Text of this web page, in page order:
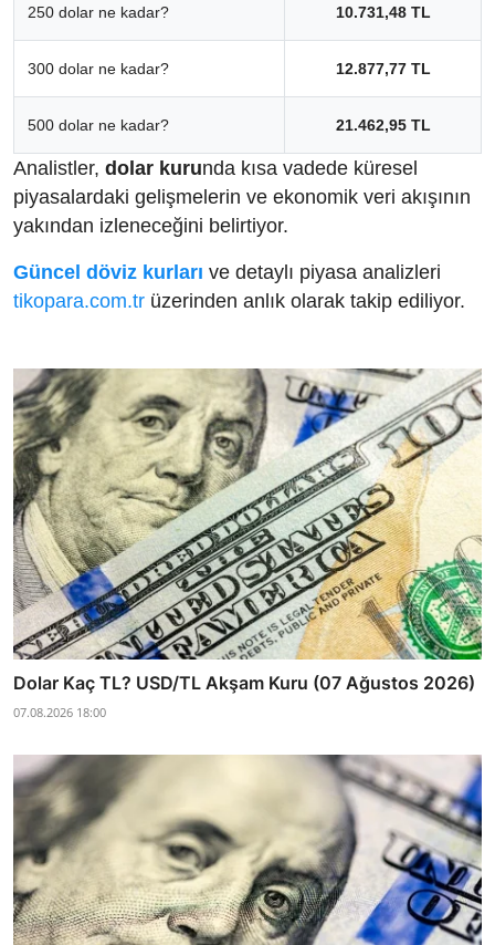
250 dolar ne kadar? 10.731,48 TL
300 dolar ne kadar? 12.877,77 TL
500 dolar ne kadar? 21.462,95 TL
Analistler, dolar kurunda kısa vadede küresel
piyasalardaki gelişmelerin ve ekonomik veri akışının
yakından izleneceğini belirtiyor.
Güncel döviz kurları ve detaylı piyasa analizleri
tikopara.com.tr üzerinden anlık olarak takip ediliyor.
Dolar Kaç TL? USD/TL Akşam Kuru (07 Ağustos 2026)
07.08.2026 18:00